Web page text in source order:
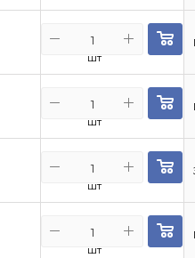
шт
шт
шт
шт